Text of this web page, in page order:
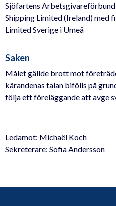
Sjöfartens
Shipping Limited (Ireland) med
Limited Sverige i Umeå
Saken
Målet gällde brott mot
kärandenas talan bifölls på
följa ett föreläggande att avge
Ledamot: Michaël Koch
Sekreterare: Sofia Andersson